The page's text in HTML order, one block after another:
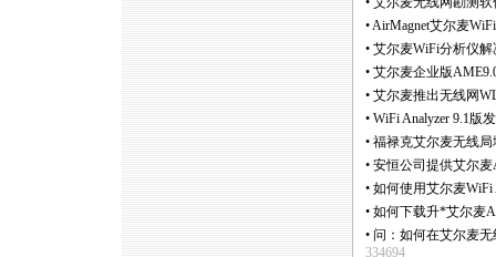
•AirMagnet艾尔麦
• 艾尔麦WiFi分析仪
• 艾尔麦企业版
• 艾尔麦推出无线网
• WiFi Analyzer 9.1版
• 福禄克艾尔麦无线局
• 安恒公司提供艾尔
• 如何使用艾尔麦WiFi
• 如何下载升*艾尔麦
• 问：如何在艾尔麦无
334694